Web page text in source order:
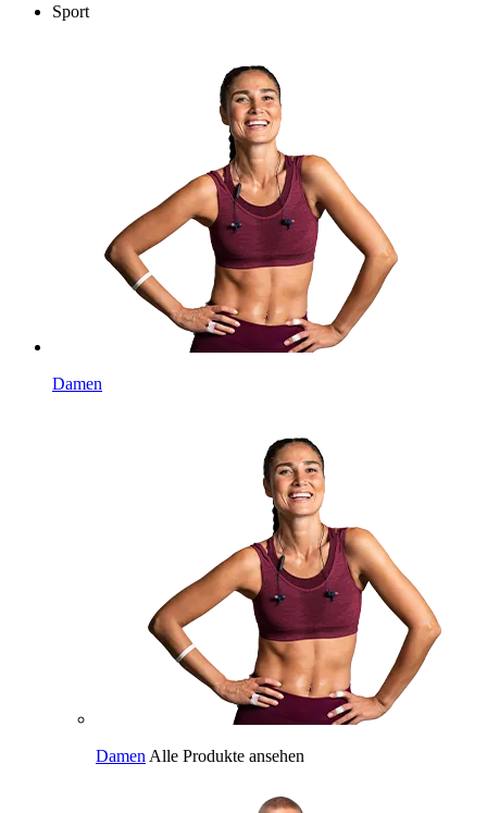
Sport
Damen
Damen Alle Produkte ansehen